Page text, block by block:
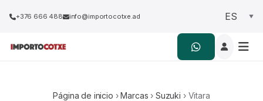
+376 666 488 info@importocotxe.ad
Página de inicio ›Marcas › Suzuki › Vitara